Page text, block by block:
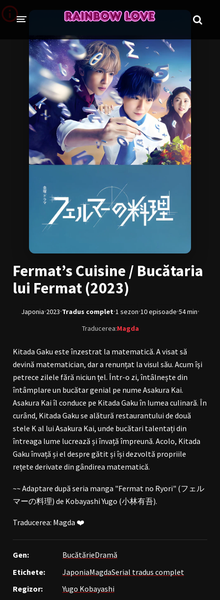
CINE SUNTEM?
BLOG
ÎN LUCRU
PROIECTE
TRADUSE COMPLET GL (Girls' Love)
FILME
EMISIUNI
COLECȚII LGBTQ
BL Thailanda BL Coreea de Sud
BL Japonia
Bromance / BL China BL Vietnam
BL Philipine Cupluri Mixte
LGBTQ+ NON-ASIA
RECOMANDĂRI PROIECTE
Contul meu Ieși
Fermat’s Cuisine / Bucătaria
lui Fermat (2023)
Japonia·2023·Tradus complet·1 sezon·10 episoade·54 min·
Traducerea:Magda
Kitada Gaku este înzestrat la matematică. A visat să
devină matematician, dar a renunțat la visul său. Acum își
petrece zilele fără niciun țel. Într-o zi, întâlnește din
întâmplare un bucătar genial pe nume Asakura Kai.
Asakura Kai îl conduce pe Kitada Gaku în lumea culinară. În
curând, Kitada Gaku se alătură restaurantului de două
stele K al lui Asakura Kai, unde bucătari talentați din
întreaga lume lucrează și învață împreună. Acolo, Kitada
Gaku învață și el despre gătit și își dezvoltă propriile
rețete derivate din gândirea matematică.
~~ Adaptare după seria manga "Fermat no Ryori" (フェル
マーの料理) de Kobayashi Yugo (小林有吾).
Traducerea: Magda ❤️
Gen: BucătărieDramă
Etichete:
JaponiaMagdaSerial tradus complet
Regizor:
Yugo Kobayashi